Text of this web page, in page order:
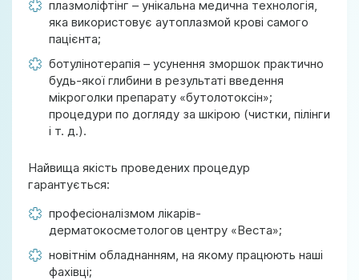
плазмоліфтінг – унікальна медична технологія,
яка використовує аутоплазмой крові самого
пацієнта;
ботулінотерапія – усунення зморшок практично
будь-якої глибини в результаті введення
мікроголки препарату «бутолотоксін»;
процедури по догляду за шкірою (чистки, пілінги
і т. д.).
Найвища якість проведених процедур
гарантується:
професіоналізмом лікарів-
дерматокосметологов центру «Веста»;
новітнім обладнанням, на якому працюють наші
фахівці;